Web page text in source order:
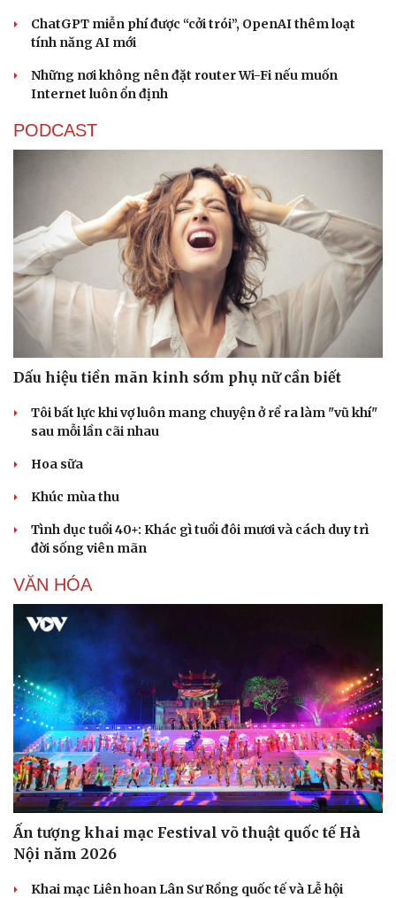
ChatGPT miễn phí được “cởi trói”, OpenAI thêm loạt
tính năng AI mới
Những nơi không nên đặt router Wi-Fi nếu muốn
Internet luôn ổn định
PODCAST
Dấu hiệu tiền mãn kinh sớm phụ nữ cần biết
Tôi bất lực khi vợ luôn mang chuyện ở rể ra làm "vũ khí"
sau mỗi lần cãi nhau
Hoa sữa
Khúc mùa thu
Tình dục tuổi 40+: Khác gì tuổi đôi mươi và cách duy trì
đời sống viên mãn
VĂN HÓA
Ấn tượng khai mạc Festival võ thuật quốc tế Hà
Nội năm 2026
Khai mạc Liên hoan Lân Sư Rồng quốc tế và Lễ hội